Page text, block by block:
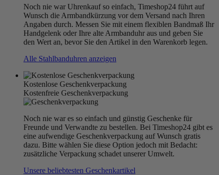
Noch nie war Uhrenkauf so einfach, Timeshop24 führt auf
Wunsch die Armbandkürzung vor dem Versand nach Ihren
Angaben durch. Messen Sie mit einem flexiblen Bandmaß Ihr
Handgelenk oder Ihre alte Armbanduhr aus und geben Sie
den Wert an, bevor Sie den Artikel in den Warenkorb legen.
Alle Stahlbanduhren anzeigen
Kostenlose Geschenkverpackung
Kostenfreie Geschenkverpackung
Noch nie war es so einfach und günstig Geschenke für
Freunde und Verwandte zu bestellen. Bei Timeshop24 gibt es
eine aufwendige Geschenkverpackung auf Wunsch gratis
dazu. Bitte wählen Sie diese Option jedoch mit Bedacht:
zusätzliche Verpackung schadet unserer Umwelt.
Unsere beliebtesten Geschenkartikel